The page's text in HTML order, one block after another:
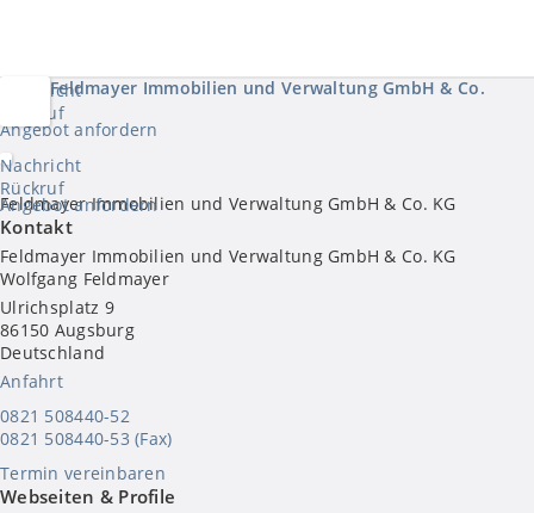
Feldmayer Immobilien und Verwaltung GmbH & Co. KG
Nachricht
Rückruf
Angebotanfordern
Nachricht
Rückruf
Angebotanfordern
Feldmayer Immobilien und Verwaltung GmbH & Co. KG
Kontakt
Feldmayer Immobilien und Verwaltung GmbH & Co. KG
Wolfgang Feldmayer
Ulrichsplatz 9
86150 Augsburg
Deutschland
Anfahrt
0821 508440-52
0821 508440-53 (Fax)
Termin vereinbaren
Webseiten & Profile